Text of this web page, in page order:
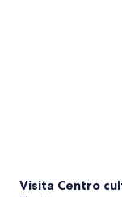
Visita Centro